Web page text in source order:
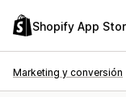
Shopify App
Marketing y conversión